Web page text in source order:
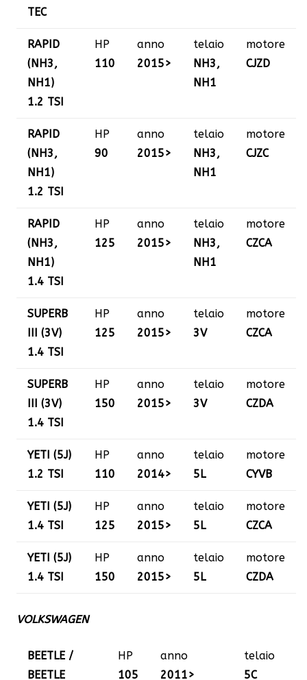
TEC
RAPID
(NH3,
NH1)
1.2 TSI
HP
110
anno
2015>
telaio
NH3,
NH1
motore
CJZD
RAPID
(NH3,
NH1)
1.2 TSI
HP
90
anno
2015>
telaio
NH3,
NH1
motore
CJZC
RAPID
(NH3,
NH1)
1.4 TSI
HP
125
anno
2015>
telaio
NH3,
NH1
motore
CZCA
SUPERB
III (3V)
1.4 TSI
HP
125
anno
2015>
telaio
3V
motore
CZCA
SUPERB
III (3V)
1.4 TSI
HP
150
anno
2015>
telaio
3V
motore
CZDA
YETI (5J)
1.2 TSI
HP
110
anno
2014>
telaio
5L
motore
CYVB
YETI (5J)
1.4 TSI
HP
125
anno
2015>
telaio
5L
motore
CZCA
YETI (5J)
1.4 TSI
HP
150
anno
2015>
telaio
5L
motore
CZDA
VOLKSWAGEN
BEETLE /
BEETLE
HP
105
anno
2011>
telaio
5C